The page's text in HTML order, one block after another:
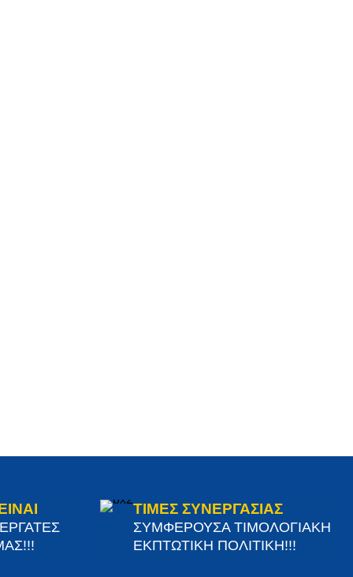
ΤΙΜΕΣ ΣΥΝΕΡΓΑΣΙΑΣ
ΣΥΜΦΕΡΟΥΣΑ ΤΙΜΟΛΟΓΙΑΚΗ
ΕΚΠΤΩΤΙΚΗ ΠΟΛΙΤΙΚΗ!!!